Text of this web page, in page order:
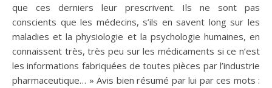
que ces derniers leur prescrivent. Ils ne sont pas
conscients que les médecins, s’ils en savent long sur les
maladies et la physiologie et la psychologie humaines, en
connaissent très, très peu sur les médicaments si ce n’est
les informations fabriquées de toutes pièces par l’industrie
pharmaceutique… » Avis bien résumé par lui par ces mots :